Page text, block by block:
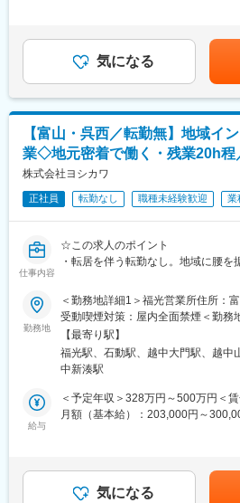
の高い仕事であり、ドライバー一人
担っています。
◇ 大型車両・ユニック経験を活かせ
7～13t車の平ボディ・ウイング車を
の運転技術や荷扱いの経験を存分に
ぶだけではなく、お客様との信頼関
うため、経験者ほどやりがいを感じ
変更の範囲：会社の定める業務
■職務概要
建設機械・林業機械のレンタル事業
スエンジニア（整備士）としてご活
■具体的な業務内容
・返却されたレンタル機械の状態を
修理
・レンタル用の建設機械や林業機械
・お客様がお持ちの機械を現地で点
・機械の貸出・返却にあわせて、在
・出庫前に機械が問題なく動くか最
・機械の使い方などをお客様へ簡単
※業務の約8～9割は整備業務のため
です。
■1日の流れ（例）
・7:00 出社
・9:00 返却機械の点検・整備
・12:00 昼休憩
与：年2回（7月・12月）※前年度実
目安の金額であり、選考を通じて上
給(月額)は固定手当を含めた表記です
気になる
【富山・呉西／転勤無】地域イ
業◇地元密着で働く・残業20h程
株式会社ヨシカワ
正社員 転勤なし 職種未経験歓迎 業
仕事内容
☆この求人のポイント
・転居を伴う転勤なし。地域に腰を
・既存顧客中心の営業スタイル
・ICタグで機械管理し業務効率化な
・扱う機械は地域の発展の貢献でき
■業務内容
建設会社や土木会社など既存取引先
などのレンタル提案をお任せします
単に機械を提案するだけでなく、お
【具体的には】
・既存顧客への訪問、ニーズのヒア
勤務地
＜勤務地詳細1＞福光営業所住所：
受動喫煙対策：屋内全面禁煙＜勤務
富山県小矢部市今石動町２－１３－
面禁煙＜勤務地詳細3＞射水営業所
５－１１ 受動喫煙対策：屋内全面禁
【最寄り駅】
福光駅、石動駅、越中大門駅、越中
中新湊駅
給与
＜予定年収＞328万円～500万円＜
月額（基本給）：203,000円～
（30,000円／月）■昇給：年1回（4
20,400円 ■賞与：年2回（7月・12月）※前年度実績：2.6か月賃金気になる